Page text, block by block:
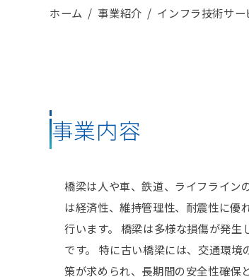
ホーム 事業紹介 インフラ技術サー
事業内容
橋梁は人や車、鉄道、ライフライン
は経済性、維持管理性、耐震性に優
行います。 橋梁は多様な損傷が発
です。 特に古い橋梁には、交通環
策が求められ、長期間の安全性確保